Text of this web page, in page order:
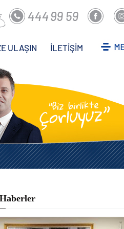
ULAŞIN İLETİŞİM